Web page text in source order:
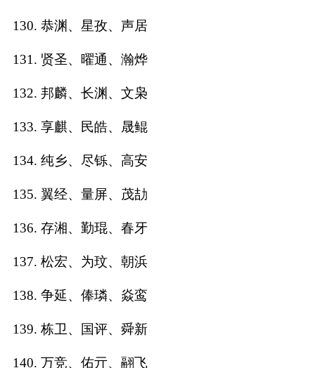
130. 恭渊、星孜、声居
131. 贤圣、曜通、瀚烨
132. 邦麟、长渊、文枭
133. 享麒、民皓、晟鲲
134. 纯乡、尽铄、高安
135. 翼经、量屏、茂劼
136. 存湘、勤琨、春牙
137. 松宏、为玟、朝浜
138. 争延、俸璘、焱鸾
139. 栋卫、国评、舜新
140. 万竞、佑亓、翮飞